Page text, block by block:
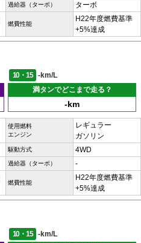
過給器（ターボ） ターボ
燃費性能
H22年度燃費基準
+5%達成
10・15
-km/L
満タンでどこまで走る？
-km
使用燃料
エンジン
レギュラー
ガソリン
駆動方式 4WD
過給器（ターボ） -
燃費性能
H22年度燃費基準
+5%達成
10・15
-km/L